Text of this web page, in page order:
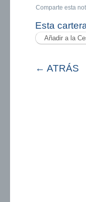
Comparte esta
Esta
← ATRÁS